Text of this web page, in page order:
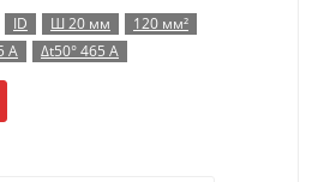
ID Ш 20 мм
120 мм²
А Δt50° 465 А